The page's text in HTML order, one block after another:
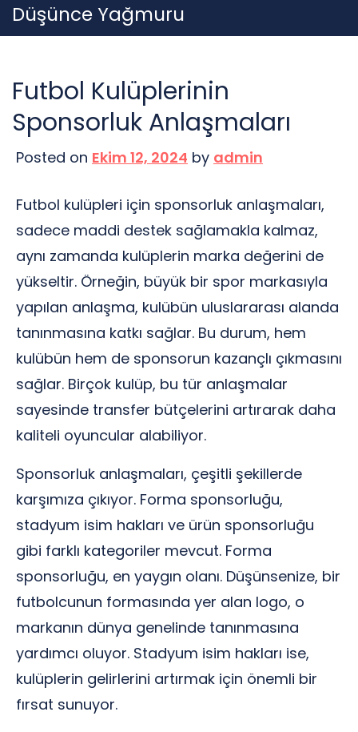
Skip
to
Düşünce Yağmuru
Futbol Kulüplerinin
Sponsorluk Anlaşmaları
Posted on Ekim 12, 2024 by admin
Futbol kulüpleri için sponsorluk anlaşmaları,
sadece maddi destek sağlamakla kalmaz,
aynı zamanda kulüplerin marka değerini de
yükseltir. Örneğin, büyük bir spor markasıyla
yapılan anlaşma, kulübün uluslararası alanda
tanınmasına katkı sağlar. Bu durum, hem
kulübün hem de sponsorun kazançlı çıkmasını
sağlar. Birçok kulüp, bu tür anlaşmalar
sayesinde transfer bütçelerini artırarak daha
kaliteli oyuncular alabiliyor.
Sponsorluk anlaşmaları, çeşitli şekillerde
karşımıza çıkıyor. Forma sponsorluğu,
stadyum isim hakları ve ürün sponsorluğu
gibi farklı kategoriler mevcut. Forma
sponsorluğu, en yaygın olanı. Düşünsenize, bir
futbolcunun formasında yer alan logo, o
markanın dünya genelinde tanınmasına
yardımcı oluyor. Stadyum isim hakları ise,
kulüplerin gelirlerini artırmak için önemli bir
fırsat sunuyor.